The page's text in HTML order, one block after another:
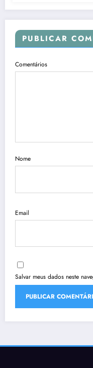
PUBLICAR
Comentários
Nome
Email
Salvar meus dados neste